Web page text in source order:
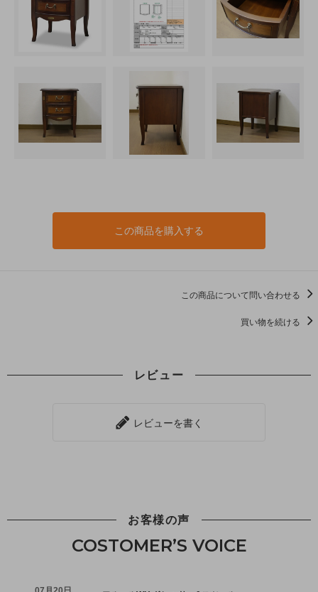
この商品を購入する
この商品について問い合わせる
買い物を続ける
レビュー
レビューを書く
お客様の声
COSTOMER’S VOICE